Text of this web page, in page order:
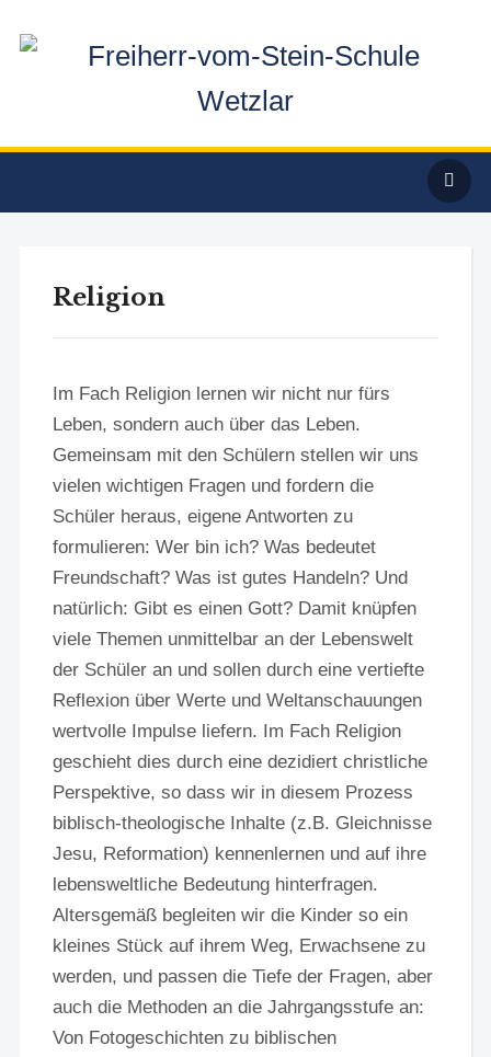
Religion
Im Fach Religion lernen wir nicht nur fürs
Leben, sondern auch über das Leben.
Gemeinsam mit den Schülern stellen wir uns
vielen wichtigen Fragen und fordern die
Schüler heraus, eigene Antworten zu
formulieren: Wer bin ich? Was bedeutet
Freundschaft? Was ist gutes Handeln? Und
natürlich: Gibt es einen Gott? Damit knüpfen
viele Themen unmittelbar an der Lebenswelt
der Schüler an und sollen durch eine vertiefte
Reflexion über Werte und Weltanschauungen
wertvolle Impulse liefern. Im Fach Religion
geschieht dies durch eine dezidiert christliche
Perspektive, so dass wir in diesem Prozess
biblisch-theologische Inhalte (z.B. Gleichnisse
Jesu, Reformation) kennenlernen und auf ihre
lebensweltliche Bedeutung hinterfragen.
Altersgemäß begleiten wir die Kinder so ein
kleines Stück auf ihrem Weg, Erwachsene zu
werden, und passen die Tiefe der Fragen, aber
auch die Methoden an die Jahrgangsstufe an:
Von Fotogeschichten zu biblischen